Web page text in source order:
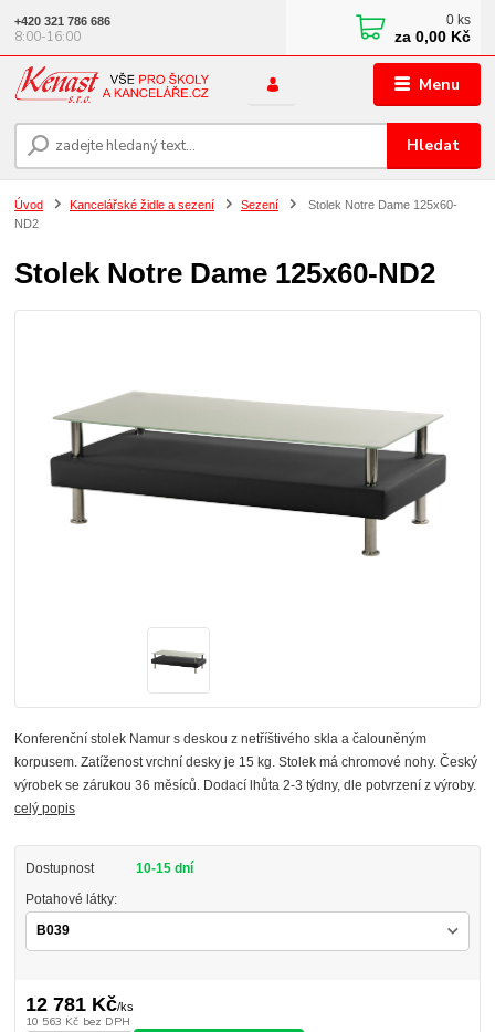
Menu
Hledat
+420 321 786 686
8:00-16:00
0 ks
za 0,00 Kč
Úvod Kancelářské židle a sezení Sezení
Stolek Notre Dame 125x60-
ND2
Stolek Notre Dame 125x60-ND2
Konferenční stolek Namur s deskou z netříštivého skla a čalouněným
korpusem. Zatíženost vrchní desky je 15 kg. Stolek má chromové nohy. Český
výrobek se zárukou 36 měsíců. Dodací lhůta 2-3 týdny, dle potvrzení z výroby.
celý popis
Dostupnost 10-15 dní
Potahové látky:
12 781 Kč/ks
10 563 Kč bez DPH